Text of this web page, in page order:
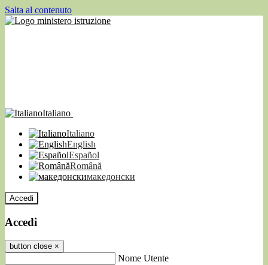
Salta al contenuto
Italiano
Italiano
English
Español
Română
македонски
Accedi
Accedi
button close ×
Nome Utente